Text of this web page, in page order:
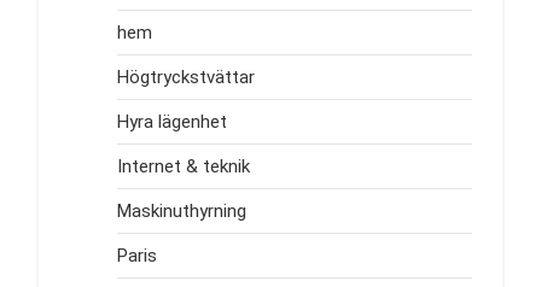
hem
Högtryckstvättar
Hyra lägenhet
Internet & teknik
Maskinuthyrning
Paris